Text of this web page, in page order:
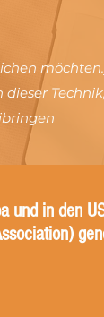
und in den